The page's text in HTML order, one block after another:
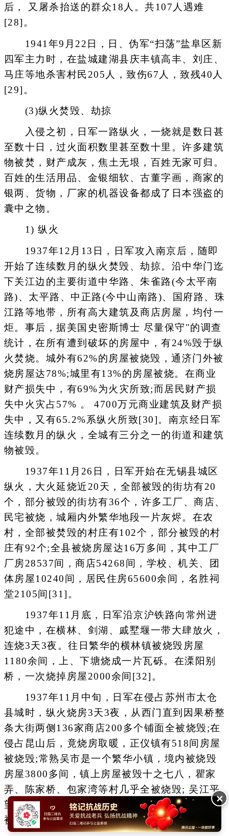
后， 又屠杀抬送的群众18人。共107人遇难
[28]。
1941年9月22日，日、伪军“扫荡”盐阜区新
四军主力时，在盐城建湖县庆丰镇高丰、刘庄、
马庄等地杀害村民205人，致伤67人，致残40人
[29]。
(3)纵火焚毁、劫掠
入侵之初，日军一路纵火，一烧就是数日甚
至数十日，过火面积数里甚至数十里。许多建筑
物被焚，财产成灰，焦土无垠，百姓无家可归。
百姓的生活用品、金银细软、古董字画，商家的
银两、货物，厂家的机器设备都成了日本强盗的
囊中之物。
1) 纵火
1937年12月13日，日军攻入南京后，随即
开始了连续数月的纵火焚毁、劫掠。沿中华门迄
下关江边的主要街道中华路、朱雀路(今太平南
路)、太平路、中正路(今中山南路)、国府路、珠
江路等地带，所有高大建筑及商店房屋，均付一
炬。事后，据美国史密斯博士 尽量保守"的调查
统计，在所有遭到破坏的房屋中，有24%毁于纵
火焚烧。城外有62%的房屋被烧毁，通济门外被
烧房屋达78%;城里有13%的房屋被烧。在商业
财产损失中，有69%为火灾所致;而居民财产损
失中火灾占57% 。 4700万元商业建筑及财产损
失中，又有65.2%系纵火所致[30]。南京经日军
连续数月的纵火，全城有三分之一的街道和建筑
物被毁。
1937年11月26日，日军开始在无锡县城区
纵火，大火延烧近20天，全部被毁的街坊有20
个，部分被毁的街坊有36个，许多工厂、商店、
民宅被烧，城厢内外繁华地段一片灰烬。在农
村，全部被焚毁的村庄有102个，部分被毁的村
庄有92个;全县被烧房屋达16万多间，其中工厂
厂房28537间，商店54268间，学校、机关、团
体房屋10240间，居民住房65600余间，名胜祠
堂2105间[31]。
1937年11月底，日军沿京沪铁路向常州进
犯途中，在横林、剑湖、戚墅堰一带大肆放火，
连烧3天3夜。往日繁华的横林镇被烧毁房屋
1180余间，上、下塘烧成一片瓦砾。在溧阳别
桥，一次烧掉房屋2000余间[32]。
1937年11月中旬，日军在侵占苏州市太仓
县城时，纵火烧房3天3夜，从西门直到因果桥整
条大街两侧136家商店200多个铺面全被烧毁;在
侵占昆山后，竟烧房取暖，正仪镇有518间房屋
被烧毁;常熟吴市是一个繁华小镇，境内被烧毁
房屋3800多间，镇上房屋被毁十之七八，瞿家
弄、陈家桥、包家湾等村几乎全被烧毁; 吴江平
望在日军入侵时大火连续烧了 3 天， 事后统计
被毁房屋有3026间[33]。
✕